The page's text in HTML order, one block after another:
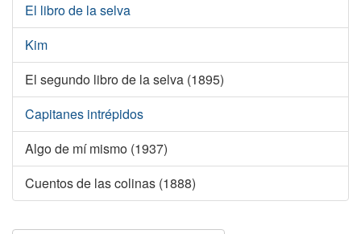
El libro de la selva
Kim
El segundo libro de la selva (1895)
Capitanes intrépidos
Algo de mí mismo (1937)
Cuentos de las colinas (1888)